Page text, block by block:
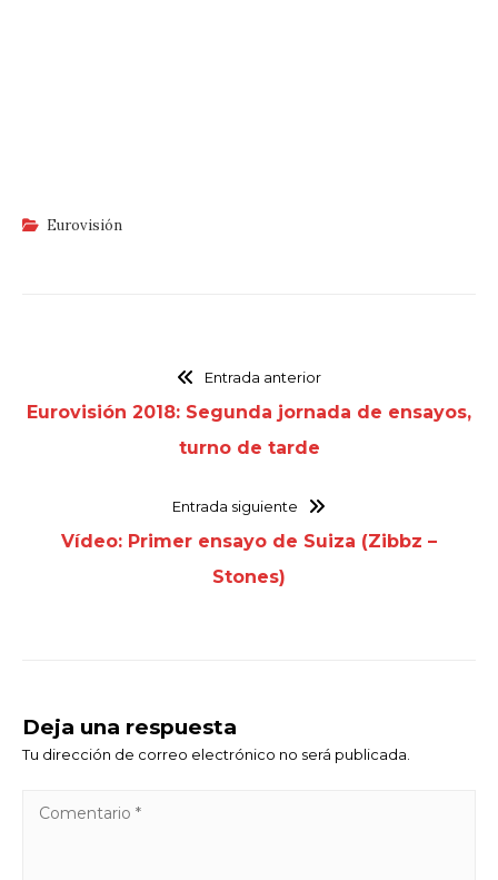
Eurovisión
Entrada anterior
Eurovisión 2018: Segunda jornada de ensayos,
turno de tarde
Entrada siguiente
Vídeo: Primer ensayo de Suiza (Zibbz –
Stones)
Deja una respuesta
Tu dirección de correo electrónico no será publicada.